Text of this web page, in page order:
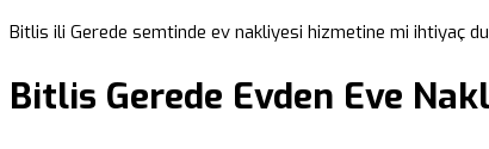
Bitlis ili Gerede semtinde ev nakliyesi hizmetine mi ihtiyaç
Bitlis Gerede Evden Eve